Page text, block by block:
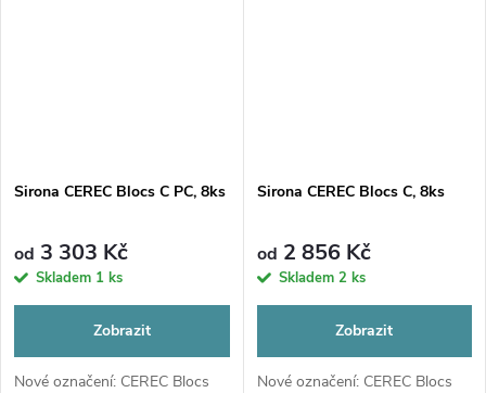
Sirona CEREC Blocs C PC, 8ks
od 3 303 Kč
Skladem 1 ks
Zobrazit
Nové označení: CEREC Blocs
Sirona CEREC Blocs C, 8ks
od 2 856 Kč
Skladem 2 ks
Zobrazit
Nové označení: CEREC Blocs